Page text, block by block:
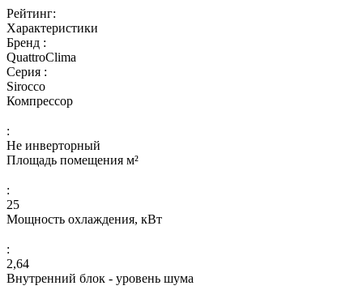
Рейтинг:
Характеристики
Бренд :
QuattroClima
Серия :
Sirocco
Компрессор
:
Не инверторный
Площадь помещения м²
:
25
Мощность охлаждения, кВт
:
2,64
Внутренний блок - уровень шума